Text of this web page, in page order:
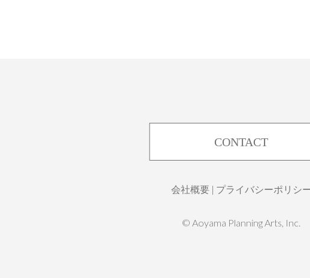
CONTACT
会社概要| プライバシーポリシ
©︎ Aoyama Planning Arts, Inc.